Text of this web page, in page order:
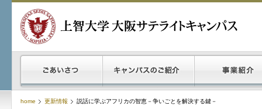
home 更新情報 説話に学ぶアフリカの智恵－争いごとを解決する鍵－